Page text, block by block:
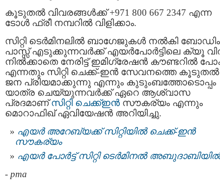
കൂടുതൽ വിവരങ്ങൾക്ക് +971 800 667 2347 എന്ന
ടോൾ ഫ്രീ നമ്പറിൽ വിളിക്കാം.
സിറ്റി ടെർമിനലിൽ ബാഗേജുകൾ നൽകി
പാസ്സ്‌ എടുക്കുന്നവർക്ക് എയർപോർട്ടിലെ ക്യൂ
നിൽക്കാതെ നേരിട്ട് ഇമിഗ്രേഷൻ കൗണ്ടറിൽ
എന്നതും സിറ്റി ചെക്ക്-ഇന്‍ സേവനത്തെ കൂടുതൽ
ജന പ്രിയമാക്കുന്നു എന്നും കുടുംബത്തോടൊപ്പം
യാത്ര ചെയ്യുന്നവർക്ക് ഏറെ ആശ്വാസ
പ്രദമാണ്സിറ്റി ചെക്ക്ഇൻ സൗകര്യം എന്നും
മൊറാഫിഖ് ഏവിയേഷൻ അറിയിച്ചു.
എയര്‍ അറേബ്യക്ക് സിറ്റിയില്‍ ചെക്ക്-ഇന്‍
സൗകര്യം
എയർ പോർട്ട് സിറ്റി ടെർമിനൽ
- pma